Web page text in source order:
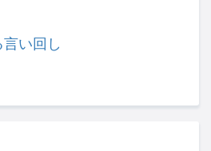
い回し